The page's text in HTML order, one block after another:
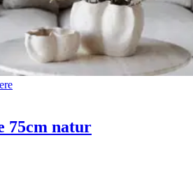
75cm natur